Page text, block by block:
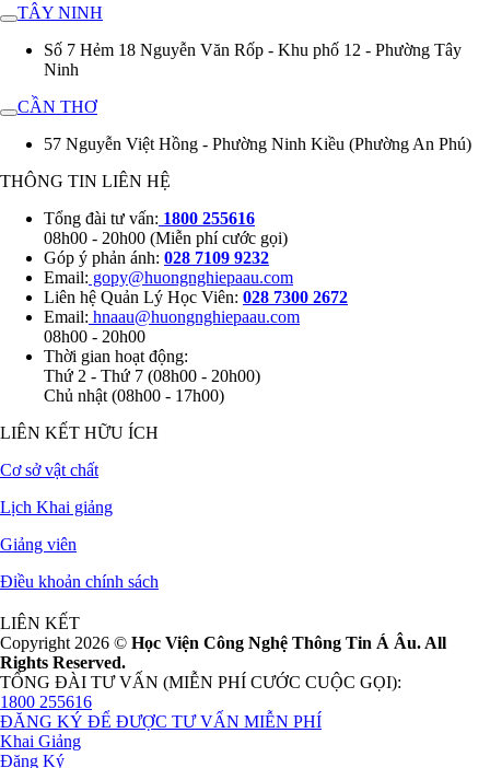
TÂY NINH
Số 7 Hẻm 18 Nguyễn Văn Rốp - Khu phố 12 - Phường Tây
Ninh
CẦN THƠ
57 Nguyễn Việt Hồng - Phường Ninh Kiều (Phường An Phú)
THÔNG TIN LIÊN HỆ
Tổng đài tư vấn: 1800 255616
08h00 - 20h00 (Miễn phí cước gọi)
Góp ý phản ánh: 028 7109 9232
Email: gopy@huongnghiepaau.com
Liên hệ Quản Lý Học Viên: 028 7300 2672
Email: hnaau@huongnghiepaau.com
08h00 - 20h00
Thời gian hoạt động:
Thứ 2 - Thứ 7 (08h00 - 20h00)
Chủ nhật (08h00 - 17h00)
LIÊN KẾT HỮU ÍCH
Cơ sở vật chất
Lịch Khai giảng
Giảng viên
Điều khoản chính sách
LIÊN KẾT
Copyright 2026 © Học Viện Công Nghệ Thông Tin Á Âu. All
Rights Reserved.
TỔNG ĐÀI TƯ VẤN (MIỄN PHÍ CƯỚC CUỘC GỌI):
1800 255616
ĐĂNG KÝ ĐỂ ĐƯỢC TƯ VẤN MIỄN PHÍ
Khai Giảng
Đăng Ký